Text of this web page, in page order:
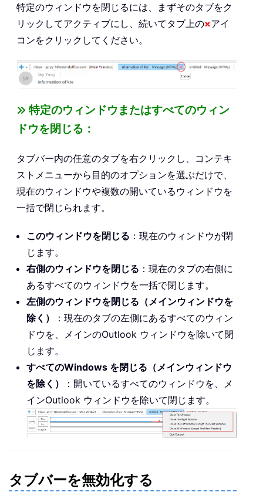
特定のウィンドウを閉じるには、まずそのタブをク
リックしてアクティブにし、続いてタブ上の×アイ
コンをクリックしてください。
特定のウィンドウまたはすべてのウィン
ドウを閉じる：
タブバー内の任意のタブを右クリックし、コンテキ
ストメニューから目的のオプションを選ぶだけで、
現在のウィンドウや複数の開いているウィンドウを
一括で閉じられます。
このウィンドウを閉じる ：現在のウィンドウが閉
じます。
右側のウィンドウを閉じる ：現在のタブの右側に
あるすべてのウィンドウを一括で閉じます。
左側のウィンドウを閉じる（メインウィンドウを
除く）
：現在のタブの左側にあるすべてのウィン
ドウを、メインのOutlook ウィンドウを除いて閉
じます。
すべてのWindows を閉じる（メインウィンドウ
を除く）
：開いているすべてのウィンドウを、メ
インOutlook ウィンドウを除いて閉じます。
タブバーを無効化する